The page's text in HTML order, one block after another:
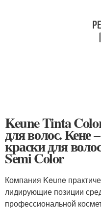
Keune Tinta
для волос. Кене
краски для
Semi Color
Компания Keune
лидирующие позиции
профессиональной